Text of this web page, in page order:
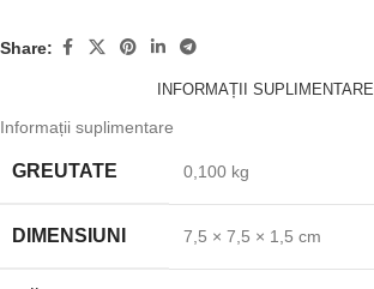
Share:
INFORMAȚII SUPLIMENTARE
Informații suplimentare
GREUTATE 0,100 kg
DIMENSIUNI 7,5 × 7,5 × 1,5 cm